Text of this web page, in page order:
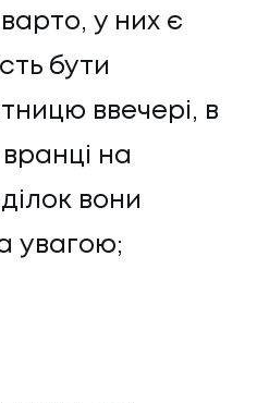
у них є
бути
ввечері, в
на
вони
увагою;